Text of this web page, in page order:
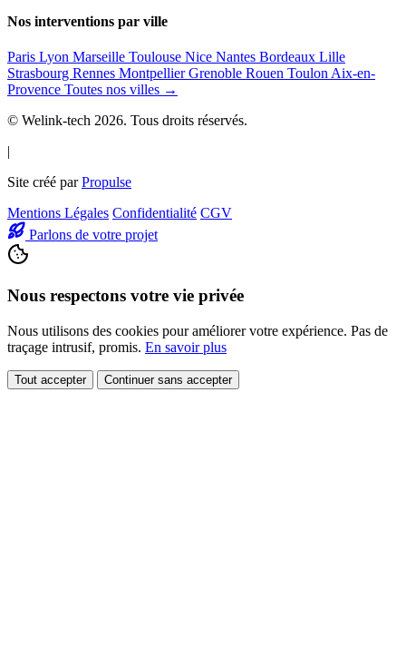
Nos interventions par ville
Paris Lyon Marseille Toulouse Nice Nantes Bordeaux Lille
Strasbourg Rennes MontpellierGrenoble Rouen Toulon Aix-en-
Provence Toutes nos villes →
© Welink-tech 2026. Tous droits réservés.
|
Site créé parPropulse
Mentions Légales Confidentialité CGV
Parlons de votre projet
Nous respectons votre vie privée
Nous utilisons des cookies pour améliorer votre expérience. Pas de
traçage intrusif, promis. En savoir plus
Tout accepter Continuer sans accepter